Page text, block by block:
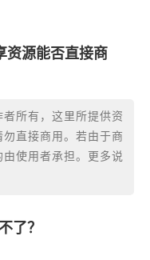
资源能否直接商
所有，这里所提供资
直接商用。若由于商
使用者承担。更多说
了？